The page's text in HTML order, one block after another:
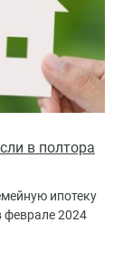
в полтора
ипотеку
феврале 2024